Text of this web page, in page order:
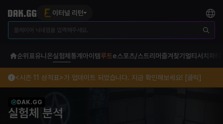
이터널 리턴
순위표유니온실험체 통계 아이템루트e스포츠/스트리머 즐겨찾기 멀티서치 파티
<시즌 11 성적표>가 업데이트 되었습니다. 지금 확인해보세요! [클릭]
DAK.GG
실험체 분석